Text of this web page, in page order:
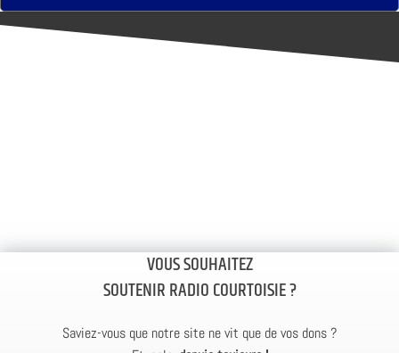
VOUS SOUHAITEZ
SOUTENIR RADIO COURTOISIE ?
Saviez-vous que notre site ne vit que de vos dons ?